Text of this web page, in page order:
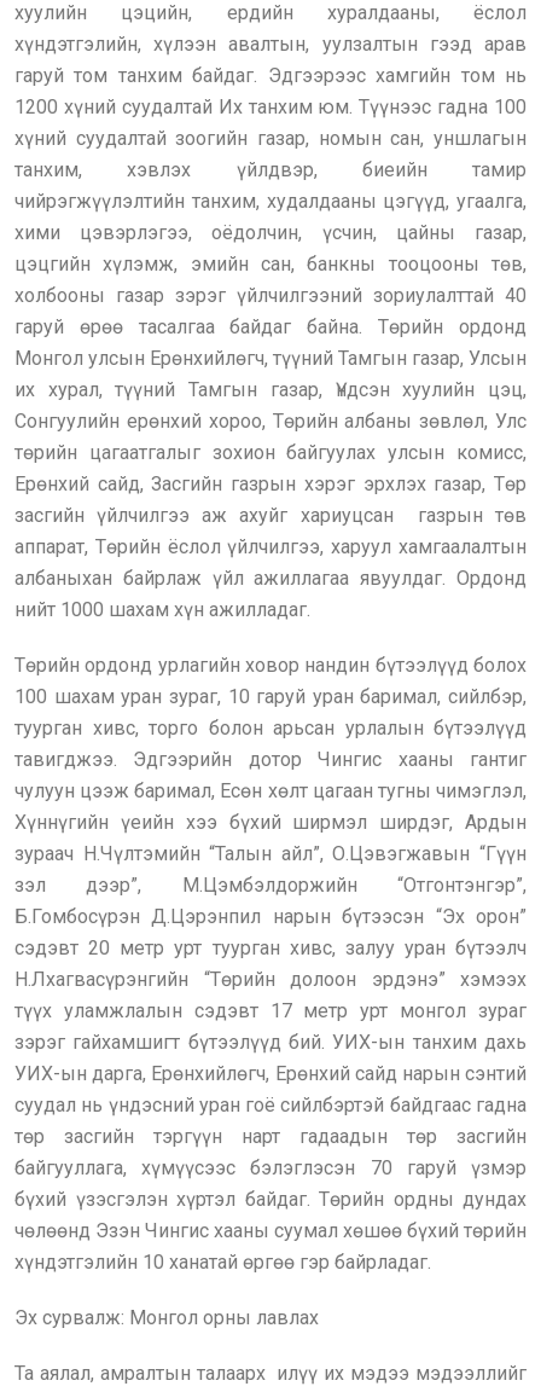
хуулийн цэцийн, ердийн хуралдааны, ёслол
хүндэтгэлийн, хүлээн авалтын, уулзалтын гээд арав
гаруй том танхим байдаг. Эдгээрээс хамгийн том нь
1200 хүний суудалтай Их танхим юм. Түүнээс гадна 100
хүний суудалтай зоогийн газар, номын сан, уншлагын
танхим, хэвлэх үйлдвэр, биеийн тамир
чийрэгжүүлэлтийн танхим, худалдааны цэгүүд, угаалга,
хими цэвэрлэгээ, оёдолчин, үсчин, цайны газар,
цэцгийн хүлэмж, эмийн сан, банкны тооцооны төв,
холбооны газар зэрэг үйлчилгээний зориулалттай 40
гаруй өрөө тасалгаа байдаг байна. Төрийн ордонд
Монгол улсын Ерөнхийлөгч, түүний Тамгын газар, Улсын
их хурал, түүний Тамгын газар, Үндсэн хуулийн цэц,
Сонгуулийн ерөнхий хороо, Төрийн албаны зөвлөл, Улс
төрийн цагаатгалыг зохион байгуулах улсын комисс,
Ерөнхий сайд, Засгийн газрын хэрэг эрхлэх газар, Төр
засгийн үйлчилгээ аж ахуйг хариуцсан газрын төв
аппарат, Төрийн ёслол үйлчилгээ, харуул хамгаалалтын
албаныхан байрлаж үйл ажиллагаа явуулдаг. Ордонд
нийт 1000 шахам хүн ажилладаг.
Төрийн ордонд урлагийн ховор нандин бүтээлүүд болох
100 шахам уран зураг, 10 гаруй уран баримал, сийлбэр,
туурган хивс, торго болон арьсан урлалын бүтээлүүд
тавигджээ. Эдгээрийн дотор Чингис хааны гантиг
чулуун цээж баримал, Есөн хөлт цагаан тугны чимэглэл,
Хүннүгийн үеийн хээ бүхий ширмэл ширдэг, Ардын
зураач Н.Чүлтэмийн “Талын айл”, О.Цэвэгжавын “Гүүн
зэл дээр”, М.Цэмбэлдоржийн “Отгонтэнгэр”,
Б.Гомбосүрэн Д.Цэрэнпил нарын бүтээсэн “Эх орон”
сэдэвт 20 метр урт туурган хивс, залуу уран бүтээлч
Н.Лхагвасүрэнгийн “Төрийн долоон эрдэнэ” хэмээх
түүх уламжлалын сэдэвт 17 метр урт монгол зураг
зэрэг гайхамшигт бүтээлүүд бий. УИХ-ын танхим дахь
УИХ-ын дарга, Ерөнхийлөгч, Ерөнхий сайд нарын сэнтий
суудал нь үндэсний уран гоё сийлбэртэй байдгаас гадна
төр засгийн тэргүүн нарт гадаадын төр засгийн
байгууллага, хүмүүсээс бэлэглэсэн 70 гаруй үзмэр
бүхий үзэсгэлэн хүртэл байдаг. Төрийн ордны дундах
чөлөөнд Эзэн Чингис хааны суумал хөшөө бүхий төрийн
хүндэтгэлийн 10 ханатай өргөө гэр байрладаг.
Эх сурвалж: Монгол орны лавлах
Та аялал, амралтын талаарх илүү их мэдээ мэдээллийг